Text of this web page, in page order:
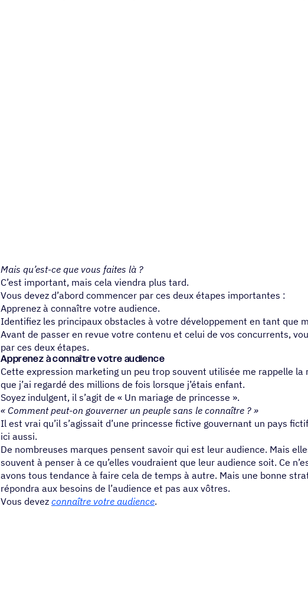
Mais qu’est-ce que vous faites là ?
C’est important, mais cela viendra plus tard.
Vous devez d’abord commencer par ces deux étapes importantes :
Apprenez à connaître votre audience.
Identifiez les principaux obstacles à votre développement en tant que
Avant de passer en revue votre contenu et celui de vos concurrents,
par ces deux étapes.
Apprenez à connaître votre audience
Cette expression marketing un peu trop souvent utilisée me rappelle la
que j’ai regardé des millions de fois lorsque j’étais enfant.
Soyez indulgent, il s’agit de « Un mariage de princesse ».
« Comment peut-on gouverner un peuple sans le connaître ? »
Il est vrai qu’il s’agissait d’une princesse fictive gouvernant un pays
ici aussi.
De nombreuses marques pensent savoir qui est leur audience. Mais
souvent à penser à ce qu’elles voudraient que leur audience soit. Ce
avons tous tendance à faire cela de temps à autre. Mais une bonne
répondra aux besoins de l’audience et pas aux vôtres.
Vous devez connaître votre audience.